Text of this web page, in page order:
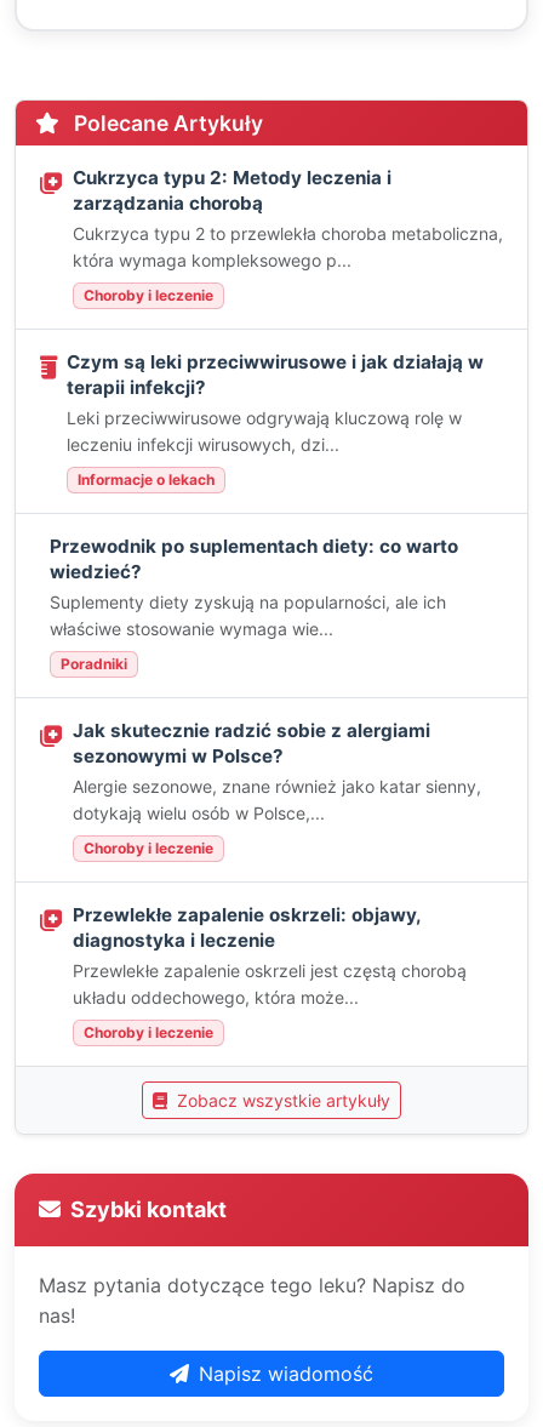
Polecane Artykuły
Cukrzyca typu 2: Metody leczenia i
zarządzania chorobą
Cukrzyca typu 2 to przewlekła choroba metaboliczna,
która wymaga kompleksowego p...
Choroby i leczenie
Czym są leki przeciwwirusowe i jak działają w
terapii infekcji?
Leki przeciwwirusowe odgrywają kluczową rolę w
leczeniu infekcji wirusowych, dzi...
Informacje o lekach
Przewodnik po suplementach diety: co warto
wiedzieć?
Suplementy diety zyskują na popularności, ale ich
właściwe stosowanie wymaga wie...
Poradniki
Jak skutecznie radzić sobie z alergiami
sezonowymi w Polsce?
Alergie sezonowe, znane również jako katar sienny,
dotykają wielu osób w Polsce,...
Choroby i leczenie
Przewlekłe zapalenie oskrzeli: objawy,
diagnostyka i leczenie
Przewlekłe zapalenie oskrzeli jest częstą chorobą
układu oddechowego, która może...
Choroby i leczenie
Zobacz wszystkie artykuły
Szybki kontakt
Masz pytania dotyczące tego leku? Napisz do
nas!
Napisz wiadomość